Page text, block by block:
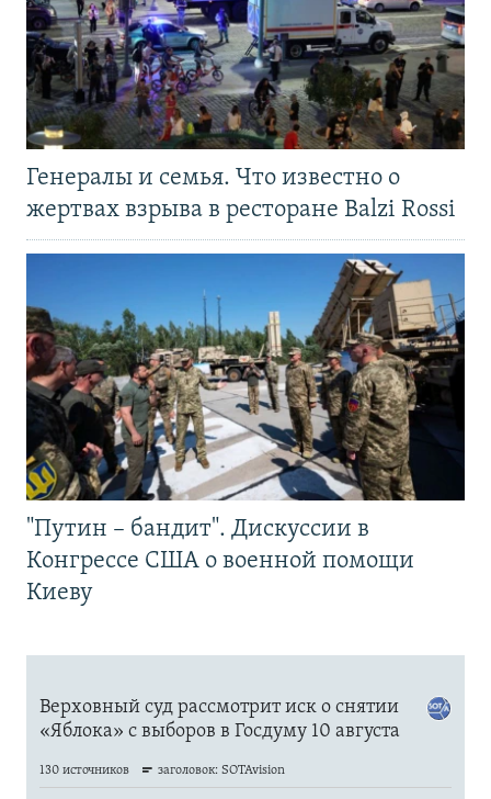
Генералы и семья. Что известно о
жертвах взрыва в ресторане Balzi Rossi
"Путин – бандит". Дискуссии в
Конгрессе США о военной помощи
Киеву